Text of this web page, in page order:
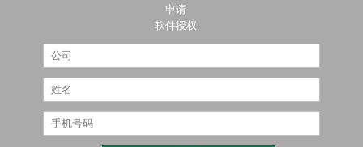
申请
软件授权